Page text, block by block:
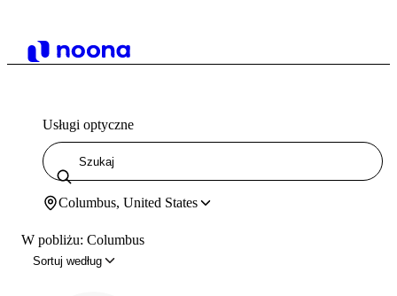
Usługi optyczne
Columbus, United States
W pobliżu: Columbus
Sortuj według